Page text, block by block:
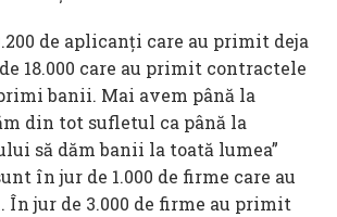
de aplicanți care au primit deja
18.000 care au primit contractele
banii. Mai avem până la
din tot sufletul ca până la
să dăm banii la toată lumea”
în jur de 1.000 de firme care au
jur de 3.000 de firme au primit